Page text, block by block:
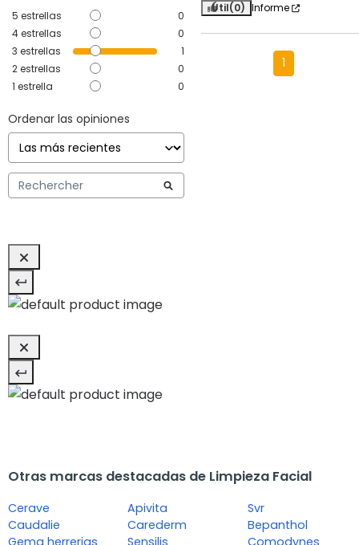
5 estrellas
0
4estrellas
0
3 estrellas
1
2estrellas
0
1 estrella 0
Ordenar las opiniones
Útil(0) Informe
1
Otras marcas destacadas de Limpieza Facial
Cerave
Caudalie
Apivita
Carederm
Svr
Bepanthol